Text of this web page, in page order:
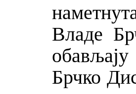
Владе
Брчко